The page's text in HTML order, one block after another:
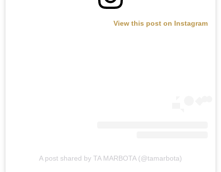
View this post on Instagram
A post shared by TA MARBOTA (@tamarbota)